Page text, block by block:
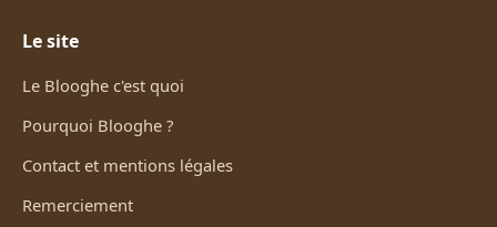
Le site
Le Blooghe c'est quoi
Pourquoi Blooghe ?
Contact et mentions légales
Remerciement